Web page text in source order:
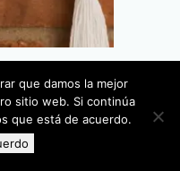
que damos la mejor
sitio web. Si continúa
que está de acuerdo.